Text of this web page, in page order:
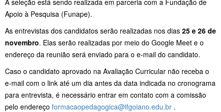
Apoio à Pesquisa (Funape).
As entrevistas dos candidatos serão realizadas nos dias 25 e 26 de
novembro. Elas serão realizadas por meio do Google Meet e o
endereço da reunião será enviado para o e-mail do candidato.
Caso o candidato aprovado na Avaliação Curricular não receba o
e-mail com o link até um dia antes da data indicada no cronograma
para entrevista, é necessário entrar em contato com a comissão
pelo endereço formacaopedagogica@ifgoiano.edu.br .